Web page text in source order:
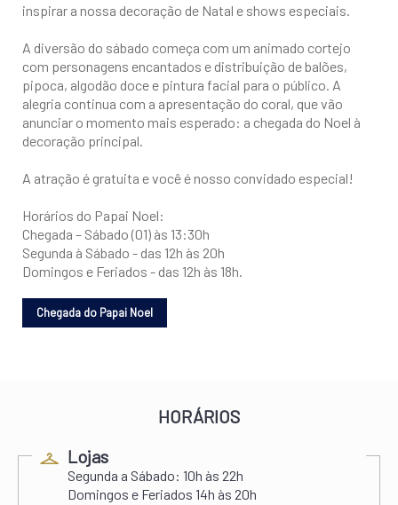
inspirar a nossa decoração de Natal e shows especiais.
A diversão do sábado começa com um animado cortejo
com personagens encantados e distribuição de balões,
pipoca, algodão doce e pintura facial para o público. A
alegria continua com a apresentação do coral, que vão
anunciar o momento mais esperado: a chegada do Noel à
decoração principal.
A atração é gratuita e você é nosso convidado especial!
Horários do Papai Noel:
Chegada – Sábado (01) às 13:30h
Segunda à Sábado - das 12h às 20h
Domingos e Feriados - das 12h às 18h.
HORÁRIOS
Lojas
Segunda a Sábado: 10h às 22h
Domingos e Feriados 14h às 20h